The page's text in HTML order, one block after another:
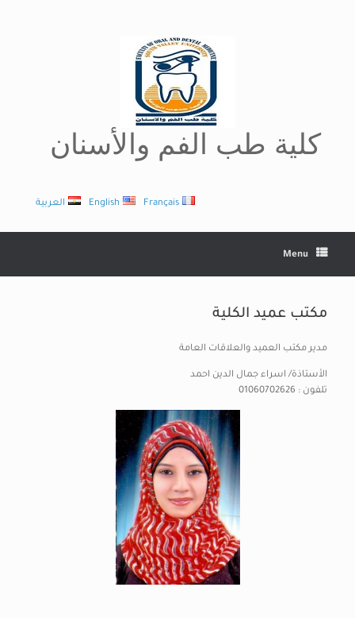
كلية طب الفم والأسنان
العربية English Français
Menu
مكتب عميد الكلية
مدير مكتب العميد والعلاقات العامة
الأستاذة/ اسراء جمال الدين احمد
تلفون : 01060702626